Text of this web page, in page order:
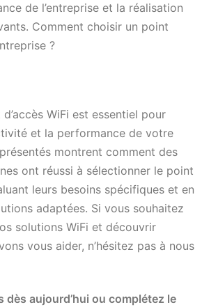
de l’entreprise et la réalisation
Comment choisir un point
?
WiFi est essentiel pour
et la performance de votre
montrent comment des
ont réussi à sélectionner le point
leurs besoins spécifiques et en
adaptées. Si vous souhaitez
solutions WiFi et découvrir
vous aider, n’hésitez pas à nous
aujourd’hui ou complétez le